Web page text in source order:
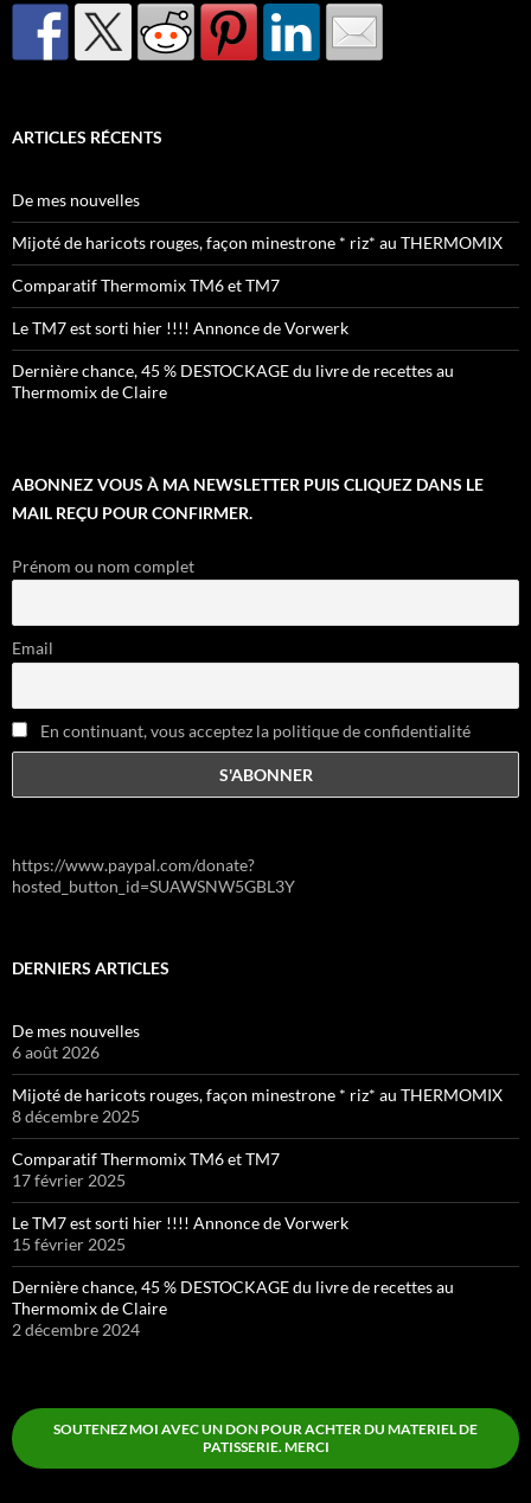
ARTICLES RÉCENTS
De mes nouvelles
Mijoté de haricots rouges, façon minestrone * riz* au THERMOMIX
Comparatif Thermomix TM6 et TM7
Le TM7 est sorti hier !!!! Annonce de Vorwerk
Dernière chance, 45 % DESTOCKAGE du livre de recettes au
Thermomix de Claire
ABONNEZ VOUS À MA NEWSLETTER PUIS CLIQUEZ DANS LE
MAIL REÇU POUR CONFIRMER.
Prénom ou nom complet
Email
En continuant, vous acceptez la politique de confidentialité
https://www.paypal.com/donate?
hosted_button_id=SUAWSNW5GBL3Y
DERNIERS ARTICLES
De mes nouvelles
6 août 2026
Mijoté de haricots rouges, façon minestrone * riz* au THERMOMIX
8 décembre 2025
Comparatif Thermomix TM6 et TM7
17 février 2025
Le TM7 est sorti hier !!!! Annonce de Vorwerk
15 février 2025
Dernière chance, 45 % DESTOCKAGE du livre de recettes au
Thermomix de Claire
2 décembre 2024
SOUTENEZ MOI AVEC UN DON POUR ACHTER DU MATERIEL DE
PATISSERIE. MERCI